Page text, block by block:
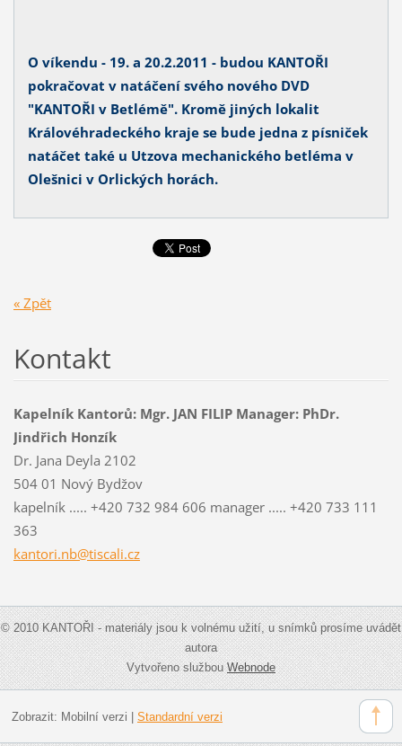
O víkendu - 19. a 20.2.2011 - budou KANTOŘI
pokračovat v natáčení svého nového DVD
"KANTOŘI v Betlémě". Kromě jiných lokalit
Královéhradeckého kraje se bude jedna z písniček
natáčet také u Utzova mechanického betléma v
Olešnici v Orlických horách.
« Zpět
Kontakt
Kapelník Kantorů: Mgr. JAN FILIP Manager: PhDr.
Jindřich Honzík
Dr. Jana Deyla 2102
504 01 Nový Bydžov
kapelník ..... +420 732 984 606 manager ..... +420 733 111
363
kantori.nb@tiscali.cz
© 2010 KANTOŘI - materiály jsou k volnému užití, u snímků prosíme uvádět
autora
Vytvořeno službouWebnode
Zobrazit: Mobilní verzi Standardní verzi